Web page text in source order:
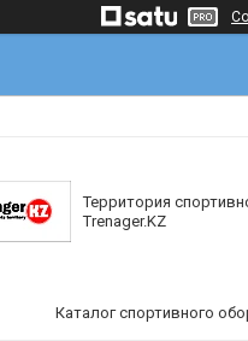
Территория
Trenager.KZ
Каталог спортивного